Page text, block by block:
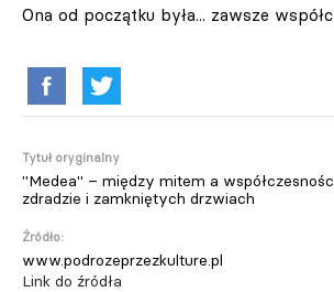
Ona od początku była... zawsze
Tytuł oryginalny
"Medea" – między mitem a
zdradzie i zamkniętych drzwiach
Źródło:
www.podrozeprzezkulture.pl
Link do źródła